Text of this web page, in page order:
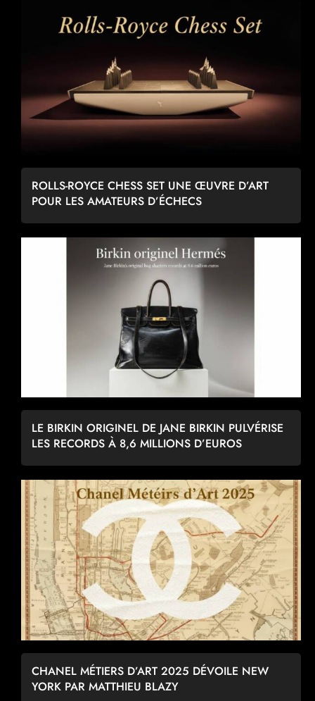
ROLLS-ROYCE CHESS SET UNE ŒUVRE D’ART
POUR LES AMATEURS D’ÉCHECS
LE BIRKIN ORIGINEL DE JANE BIRKIN PULVÉRISE
LES RECORDS À 8,6 MILLIONS D’EUROS
CHANEL MÉTIERS D’ART 2025 DÉVOILE NEW
YORK PAR MATTHIEU BLAZY